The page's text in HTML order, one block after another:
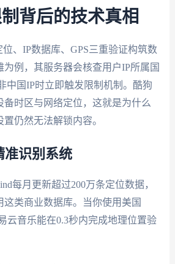
背后的技术真相
位、IP数据库、GPS三重验证构筑数
为例，其服务器会核查用户IP所属国
中国IP时立即触发限制机制。酷狗
备时区与网络定位，这就是为什么
仍然无法解锁内容。
准识别系统
每月更新超过200万条定位数据，
这类商业数据库。当你使用美国
云音乐能在0.3秒内完成地理位置验